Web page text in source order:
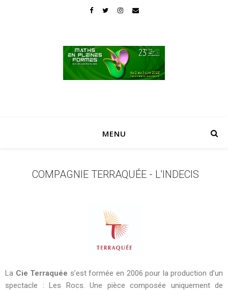
MENU
COMPAGNIE TERRAQUÉE - L'INDECIS
La Cie Terraquée s’est formée en 2006 pour la production d’un
spectacle : Les Rocs. Une pièce composée uniquement de